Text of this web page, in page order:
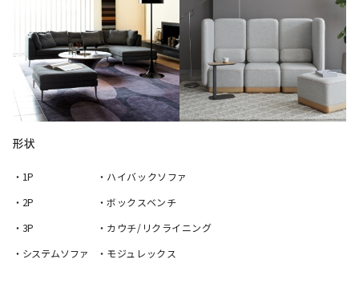
形状
・1P
・2P
・3P
・システムソファ
・ハイバックソファ
・ボックスベンチ
・カウチ/リクライニング
・モジュレックス